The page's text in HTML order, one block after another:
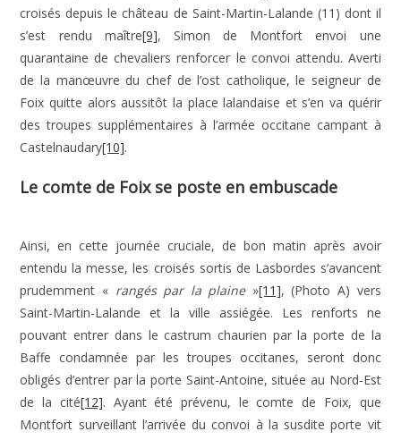
croisés depuis le château de Saint-Martin-Lalande (11) dont il
s’est rendu maître[9], Simon de Montfort envoi une
quarantaine de chevaliers renforcer le convoi attendu. Averti
de la manœuvre du chef de l’ost catholique, le seigneur de
Foix quitte alors aussitôt la place lalandaise et s’en va quérir
des troupes supplémentaires à l’armée occitane campant à
Castelnaudary[10].
Le comte de Foix se poste en embuscade
Ainsi, en cette journée cruciale, de bon matin après avoir
entendu la messe, les croisés sortis de Lasbordes s’avancent
prudemment « rangés par la plaine»[11], (Photo A) vers
Saint-Martin-Lalande et la ville assiégée. Les renforts ne
pouvant entrer dans le castrum chaurien par la porte de la
Baffe condamnée par les troupes occitanes, seront donc
obligés d’entrer par la porte Saint-Antoine, située au Nord-Est
de la cité[12]. Ayant été prévenu, le comte de Foix, que
Montfort surveillant l’arrivée du convoi à la susdite porte vit